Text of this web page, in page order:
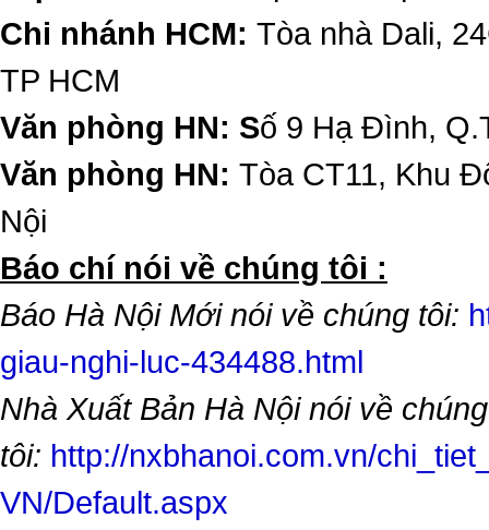
Chi nhánh HCM: Tòa nhà Dali,
TP HCM
Văn phòng HN: Số 9 Hạ Đình,
Văn phòng HN: Tòa CT11, Khu
Nội
​Báo chí nói về chúng tôi :
Báo Hà Nội Mới nói về chúng tôi:
giau-nghi-luc-434488.html
Nhà Xuất Bản Hà Nội nói về chúng
tôi: http://nxbhanoi.com.vn/
VN/Default.aspx